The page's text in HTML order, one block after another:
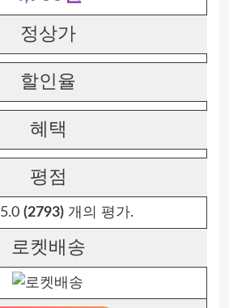
정상가
할인율
혜택
평점
5.0 (2793)개의 평가.
로켓배송